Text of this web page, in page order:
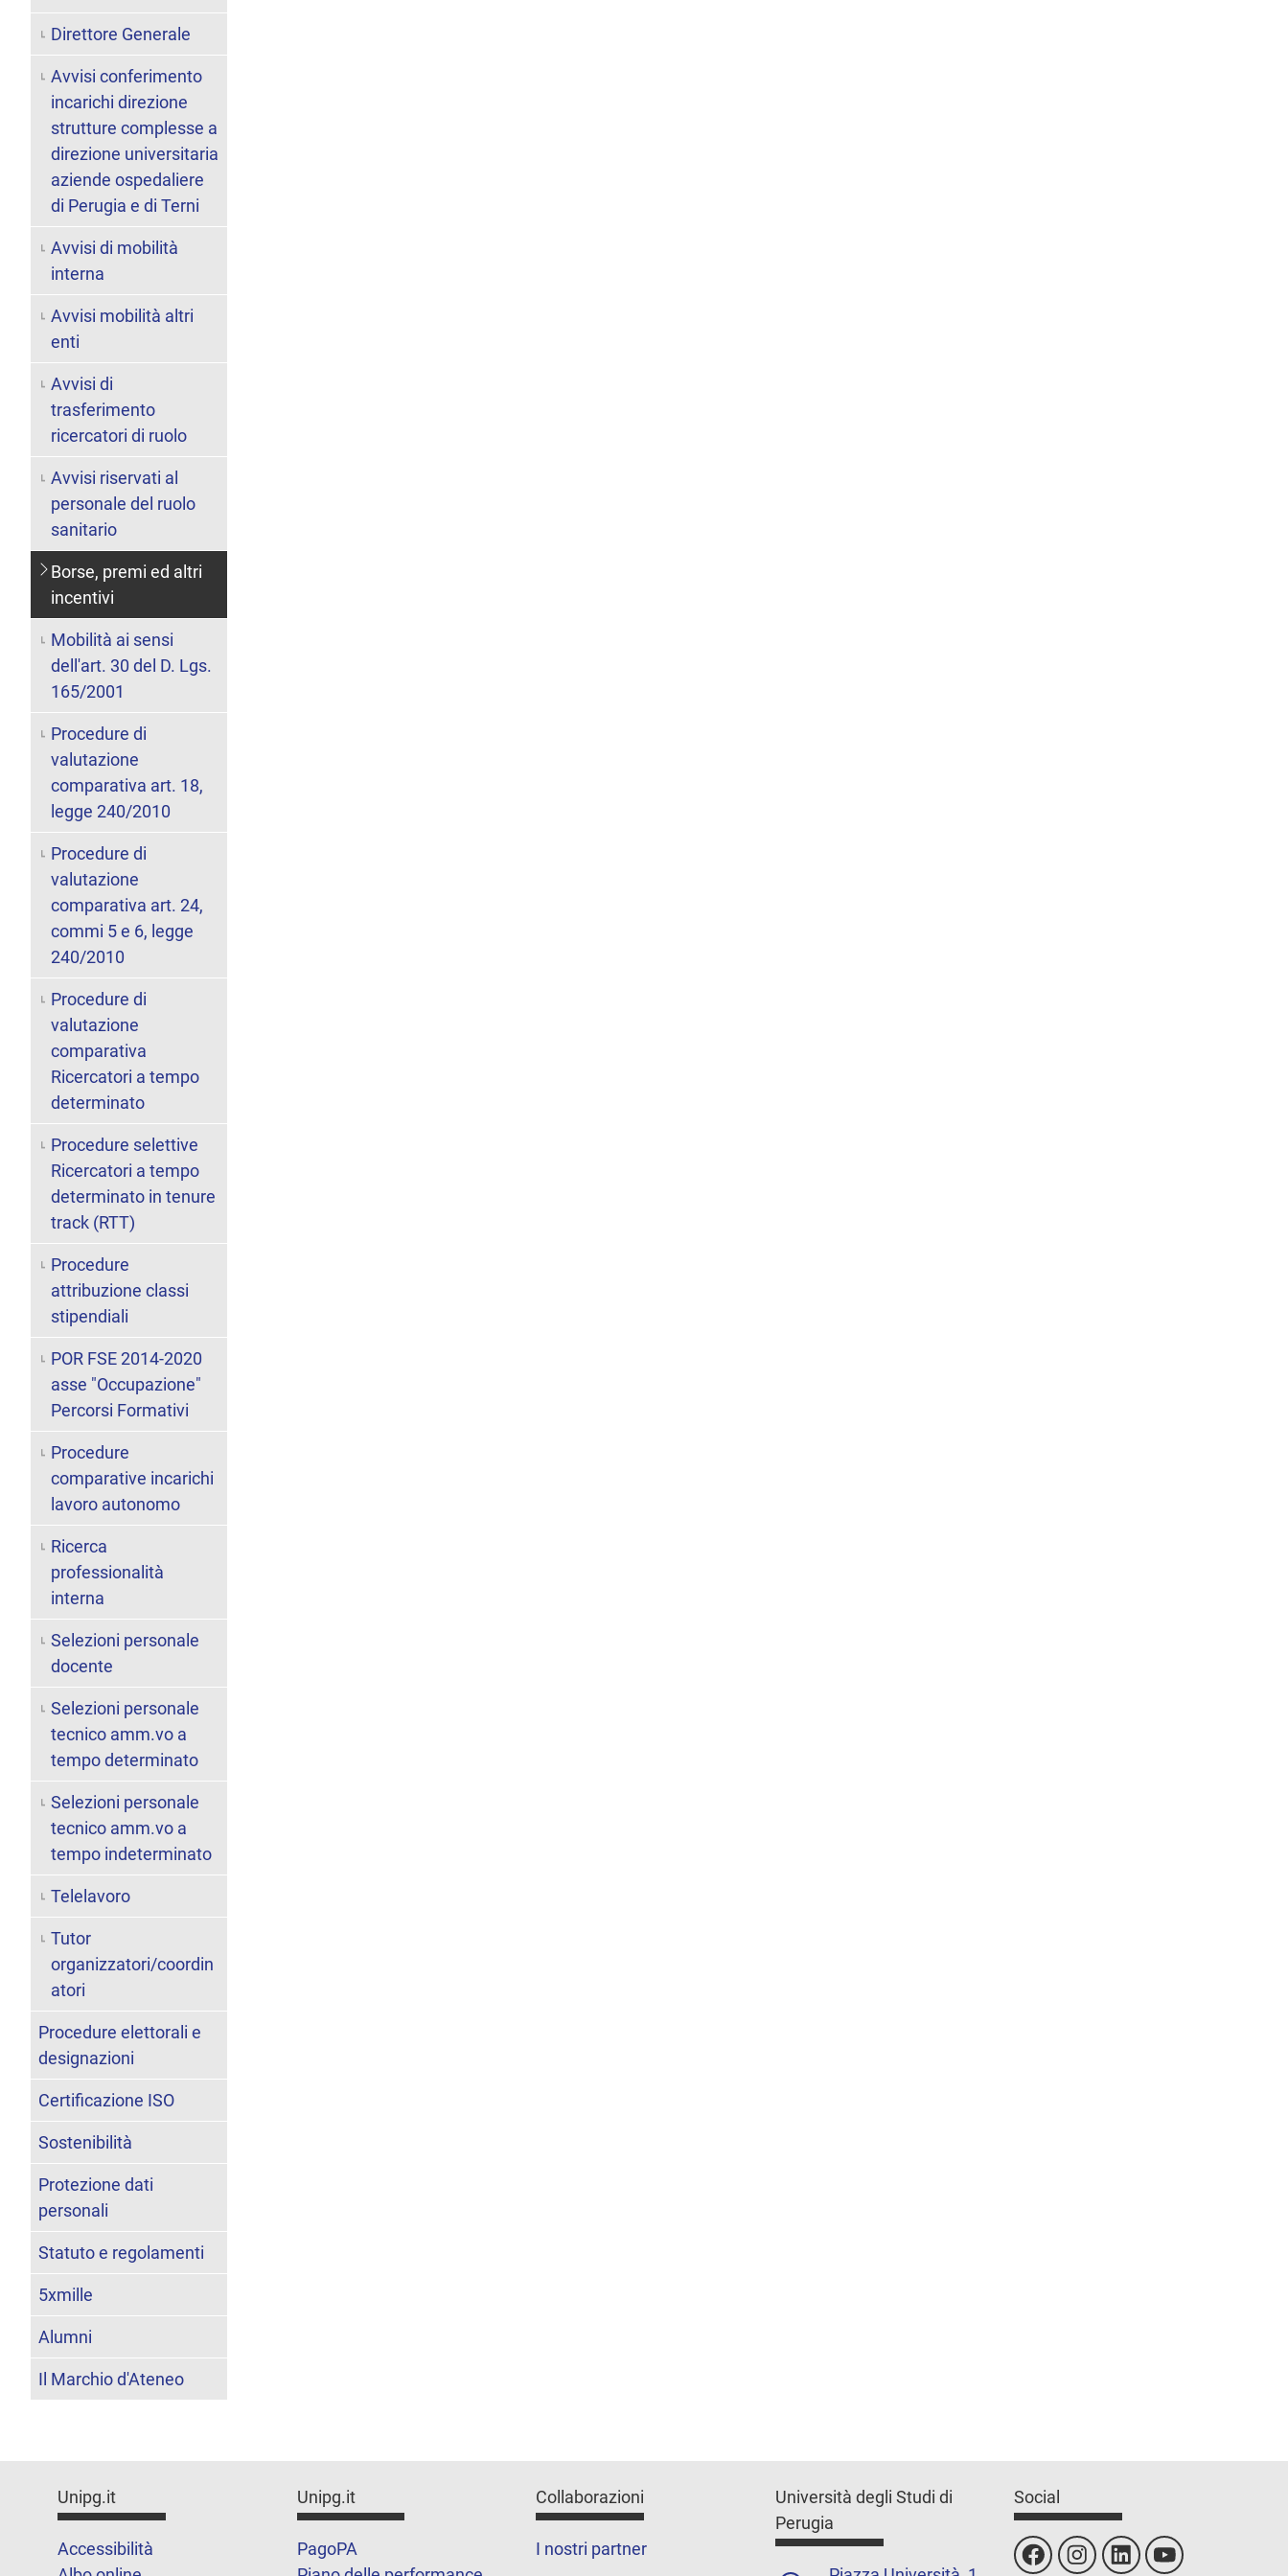
Direttore Generale
Avvisi conferimento
incarichi direzione
strutture complesse a
direzione universitaria
aziende ospedaliere
di Perugia e di Terni
Avvisi di mobilità
interna
Avvisi mobilità altri
enti
Avvisi di
trasferimento
ricercatori di ruolo
Avvisi riservati al
personale del ruolo
sanitario
Borse, premi ed altri
incentivi
Mobilità ai sensi
dell'art. 30 del D. Lgs.
165/2001
Procedure di
valutazione
comparativa art. 18,
legge 240/2010
Procedure di
valutazione
comparativa art. 24,
commi 5 e 6, legge
240/2010
Procedure di
valutazione
comparativa
Ricercatori a tempo
determinato
Procedure selettive
Ricercatori a tempo
determinato in tenure
track (RTT)
Procedure
attribuzione classi
stipendiali
POR FSE 2014-2020
asse "Occupazione"
Percorsi Formativi
Procedure
comparative incarichi
lavoro autonomo
Ricerca
professionalità
interna
Selezioni personale
docente
Selezioni personale
tecnico amm.vo a
tempo determinato
Selezioni personale
tecnico amm.vo a
tempo indeterminato
Telelavoro
Tutor
organizzatori/coordin
atori
Procedure elettorali e
designazioni
Certificazione ISO
Sostenibilità
Protezione dati
personali
Statuto e regolamenti
5xmille
Alumni
Il Marchio d'Ateneo
Unipg.it
Accessibilità
Unipg.it
PagoPA
Collaborazioni
I nostri partner
Università degli Studi di
Perugia
Social